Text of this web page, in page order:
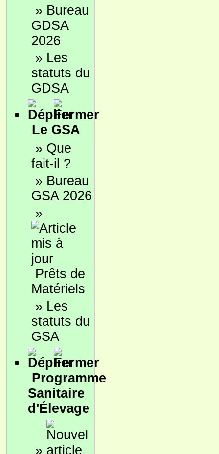
» Bureau
GDSA
2026
» Les
statuts du
GDSA
Le GSA
» Que
fait-il ?
» Bureau
GSA 2026
»
Prêts de
Matériels
» Les
statuts du
GSA
Programme
Sanitaire
d'Élevage
»